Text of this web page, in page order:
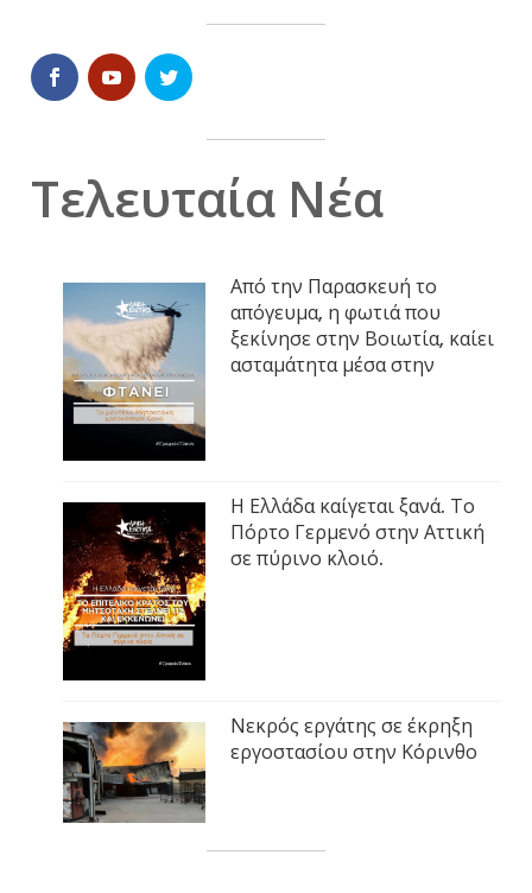
Τελευταία Νέα
Από την Παρασκευή το
απόγευμα, η φωτιά που
ξεκίνησε στην Βοιωτία, καίει
ασταμάτητα μέσα στην
Η Ελλάδα καίγεται ξανά. Το
Πόρτο Γερμενό στην Αττική
σε πύρινο κλοιό.
Νεκρός εργάτης σε έκρηξη
εργοστασίου στην Κόρινθο